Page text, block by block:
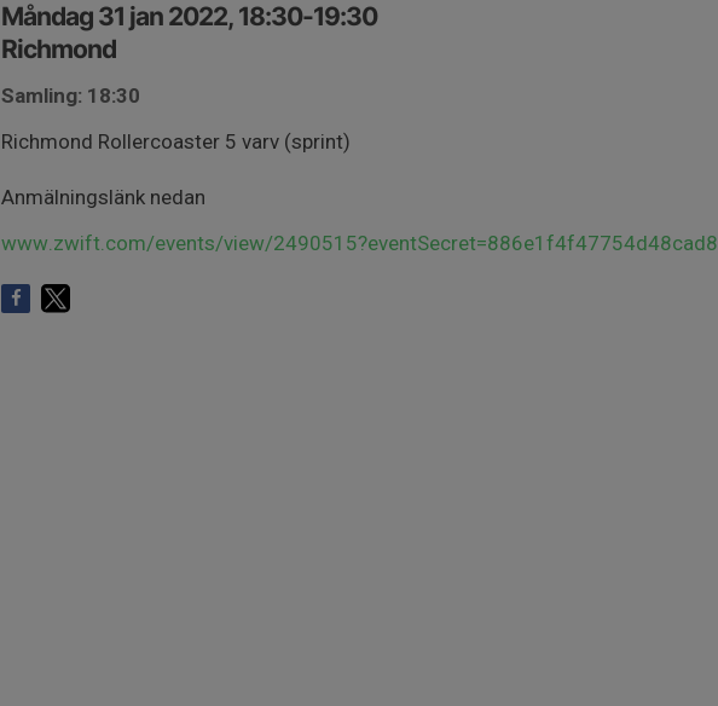
Måndag 31 jan 2022, 18:30-19:30
Richmond
Samling: 18:30
Richmond Rollercoaster 5 varv (sprint)
Anmälningslänk nedan
www.zwift.com/events/view/2490515?eventSecret=886e1f4f47754d48cad8